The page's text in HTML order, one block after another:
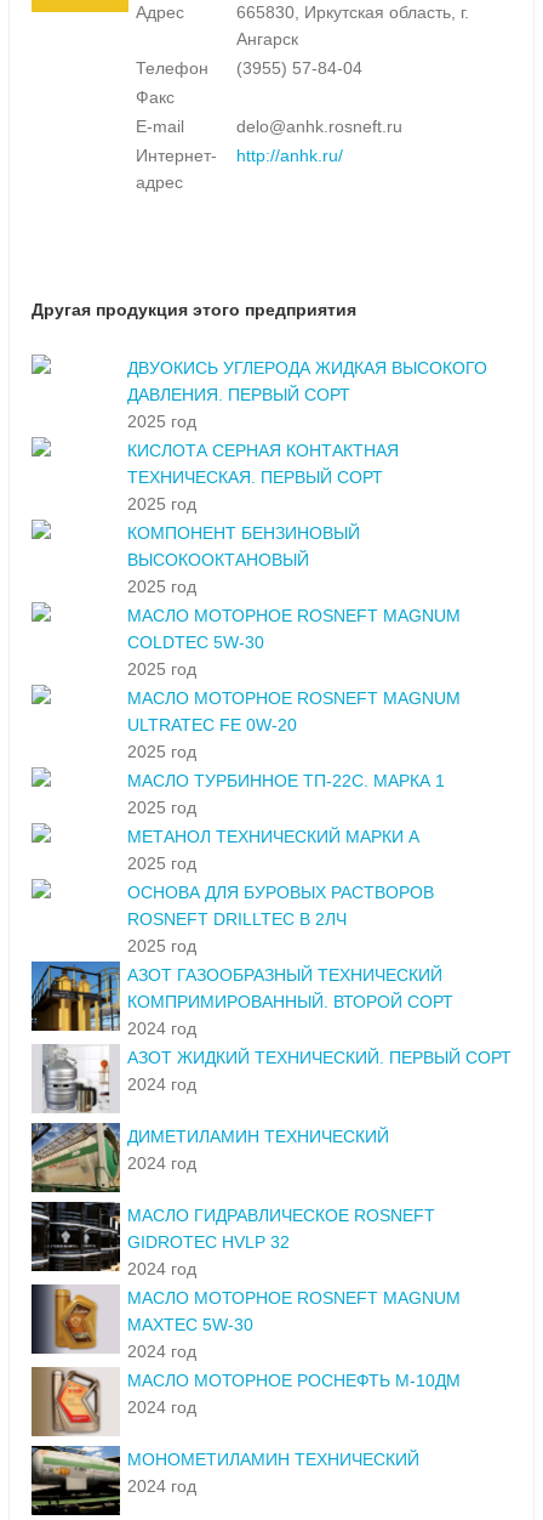
Адрес
665830, Иркутская область, г.
Ангарск
Телефон
(3955) 57-84-04
Факс
E-mail
delo@anhk.rosneft.ru
Интернет-
адрес
http://anhk.ru/
Другая продукция этого предприятия
ДВУОКИСЬ УГЛЕРОДА ЖИДКАЯ ВЫСОКОГО
ДАВЛЕНИЯ. ПЕРВЫЙ СОРТ
2025 год
КИСЛОТА СЕРНАЯ КОНТАКТНАЯ
ТЕХНИЧЕСКАЯ. ПЕРВЫЙ СОРТ
2025 год
КОМПОНЕНТ БЕНЗИНОВЫЙ
ВЫСОКООКТАНОВЫЙ
2025 год
МАСЛО МОТОРНОЕ ROSNEFT MAGNUM
COLDTEC 5W-30
2025 год
МАСЛО МОТОРНОЕ ROSNEFT MAGNUM
ULTRATEC FE 0W-20
2025 год
МАСЛО ТУРБИННОЕ ТП-22С. МАРКА 1
2025 год
МЕТАНОЛ ТЕХНИЧЕСКИЙ МАРКИ А
2025 год
ОСНОВА ДЛЯ БУРОВЫХ РАСТВОРОВ
ROSNEFT DRILLTEC В 2ЛЧ
2025 год
АЗОТ ГАЗООБРАЗНЫЙ ТЕХНИЧЕСКИЙ
КОМПРИМИРОВАННЫЙ. ВТОРОЙ СОРТ
2024 год
АЗОТ ЖИДКИЙ ТЕХНИЧЕСКИЙ. ПЕРВЫЙ СОРТ
2024 год
ДИМЕТИЛАМИН ТЕХНИЧЕСКИЙ
2024 год
МАСЛО ГИДРАВЛИЧЕСКОЕ ROSNEFT
GIDROTEC HVLP 32
2024 год
МАСЛО МОТОРНОЕ ROSNEFT MAGNUM
MAXTEC 5W-30
2024 год
МАСЛО МОТОРНОЕ РОСНЕФТЬ М-10ДМ
2024 год
МОНОМЕТИЛАМИН ТЕХНИЧЕСКИЙ
2024 год